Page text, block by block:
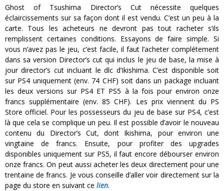
Ghost of Tsushima Director’s Cut nécessite quelques
éclaircissements sur sa façon dont il est vendu. C’est un peu à la
carte. Tous les acheteurs ne devront pas tout racheter s’ils
remplissent certaines conditions. Essayons de faire simple. Si
vous n’avez pas le jeu, c’est facile, il faut l’acheter complétement
dans sa version Director’s cut qui inclus le jeu de base, la mise à
jour director’s cut incluant le dlc d’Ikishima. C’est disponible soit
sur PS4 uniquement (env. 74 CHF) soit dans un package incluant
les deux versions sur PS4 ET PS5 à la fois pour environ onze
francs supplémentaire (env. 85 CHF). Les prix viennent du PS
Store officiel. Pour les possesseurs du jeu de base sur PS4, c’est
là que cela se complique un peu. Il est possible d’avoir le nouveau
contenu du Director’s Cut, dont Ikishima, pour environ une
vingtaine de francs. Ensuite, pour profiter des upgrades
disponibles uniquement sur PS5, il faut encore débourser environ
onze francs. On peut aussi acheter les deux directement pour une
trentaine de francs. Je vous conseille d’aller voir directement sur la
page du store en suivant ce lien.